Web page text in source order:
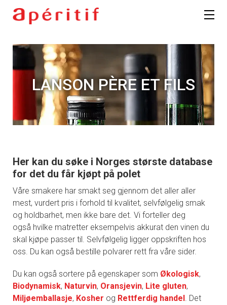
LANSON PÈRE ET FILS
Her kan du søke i Norges største database
for det du får kjøpt på polet
Våre smakere har smakt seg gjennom det aller aller
mest, vurdert pris i forhold til kvalitet, selvfølgelig smak
og holdbarhet, men ikke bare det. Vi forteller deg
også hvilke matretter eksempelvis akkurat den vinen du
skal kjøpe passer til. Selvfølgelig ligger oppskriften hos
oss. Du kan også bestille polvarer rett fra våre sider.
Du kan også sortere på egenskaper som Økologisk,
Biodynamisk, Naturvin, Oransjevin, Lite gluten,
Miljøemballasje, Kosher og Rettferdig handel. Det